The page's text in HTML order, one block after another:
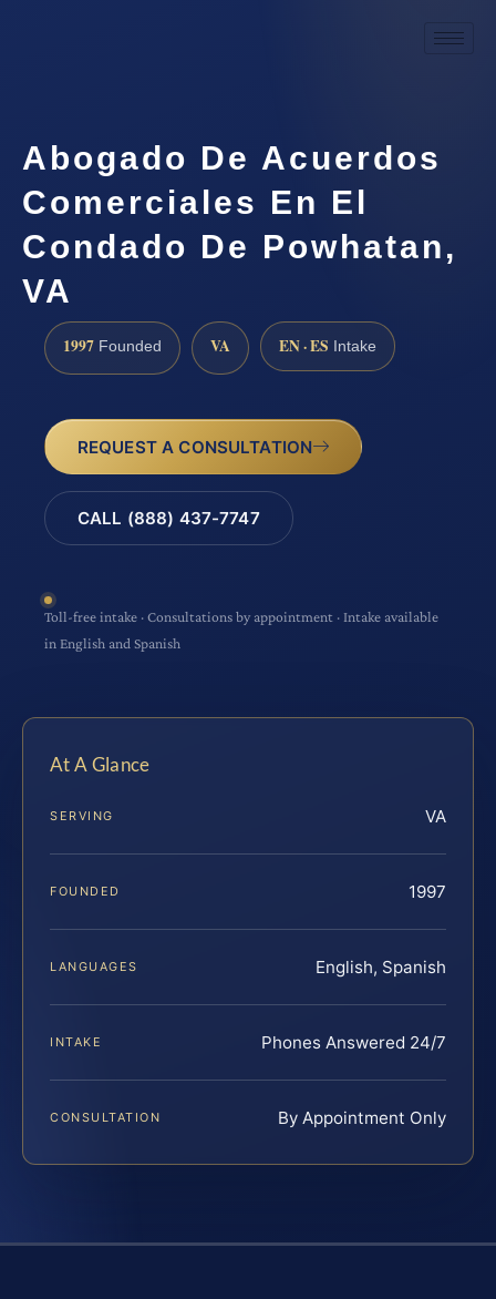
Abogado De Acuerdos
Comerciales En El
Condado De Powhatan,
VA
1997 Founded VA EN · ES Intake
REQUEST A CONSULTATION
CALL (888) 437-7747
Toll-free intake · Consultations by appointment · Intake available
in English and Spanish
At A Glance
SERVING VA
FOUNDED 1997
LANGUAGES English, Spanish
INTAKE Phones Answered 24/7
CONSULTATION By Appointment Only